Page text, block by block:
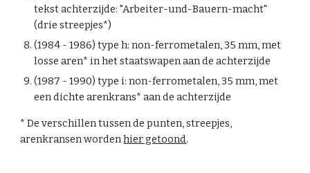
tekst achterzijde: "Arbeiter-und-Bauern-macht"
(drie streepjes*)
(1984 - 1986) type h: non-ferrometalen, 35 mm, met
losse aren* in het staatswapen aan de achterzijde
(1987 - 1990) type i: non-ferrometalen, 35 mm, met
een dichte arenkrans* aan de achterzijde
* De verschillen tussen de punten, streepjes,
arenkransen wordenhier getoond.